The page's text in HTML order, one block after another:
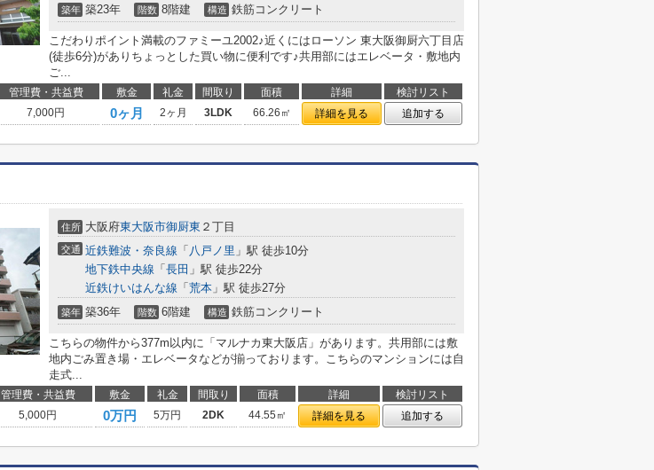
築年 築23年 階数 8階建 構造 鉄筋コンクリート
こだわりポイント満載のファミーユ2002♪近くにはローソン 東大阪御厨六丁目店
(徒歩6分)がありちょっとした買い物に便利です♪共用部にはエレベータ・敷地内
ご...
管理費・共益費 敷金 礼金 間取り 面積 詳細
検討リスト
7,000円 0ヶ月 2ヶ月 3LDK 66.26㎡ 詳細を見る 追加する
住所 大阪府東大阪市御厨東 ２丁目
交通 近鉄難波・奈良線 「 八戸ノ里 」駅 徒歩10分
地下鉄中央線 「 長田 」駅 徒歩22分
近鉄けいはんな線 「 荒本 」駅 徒歩27分
築年 築36年 階数 6階建 構造 鉄筋コンクリート
こちらの物件から377m以内に「マルナカ東大阪店」があります。共用部には敷
地内ごみ置き場・エレベータなどが揃っております。こちらのマンションには自
走式...
管理費・共益費 敷金 礼金 間取り 面積 詳細
検討リスト
5,000円 0万円 5万円 2DK 44.55㎡ 詳細を見る 追加する